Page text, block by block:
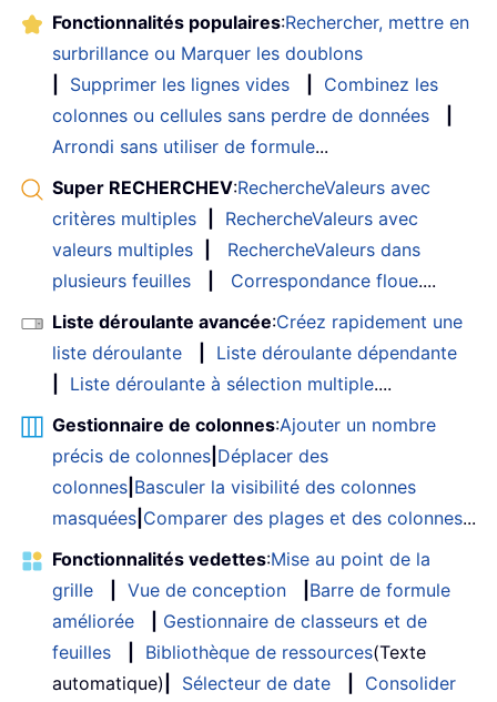
Fonctionnalités populaires:Rechercher, mettre en
surbrillance ou Marquer les doublons
Supprimer les lignes vides
Combinez les
colonnes ou cellules sans perdre de données
Arrondi sans utiliser de formule...
Super RECHERCHEV:RechercheValeurs avec
critères multiples
RechercheValeurs avec
valeurs multiples
RechercheValeurs dans
plusieurs feuilles
Correspondance floue....
Liste déroulante avancée:Créez rapidement une
liste déroulante
Liste déroulante dépendante
Liste déroulante à sélection multiple....
Gestionnaire de colonnes:Ajouter un nombre
précis de colonnes Déplacer des
colonnes Basculer la visibilité des colonnes
masquées Comparer des plages et des colonnes...
Fonctionnalités vedettes:Mise au point de la
grille
Vue de conception
Barre de formule
améliorée
Gestionnaire de classeurs et de
feuilles
Bibliothèque de ressources(Texte
automatique)
Sélecteur de date
Consolider